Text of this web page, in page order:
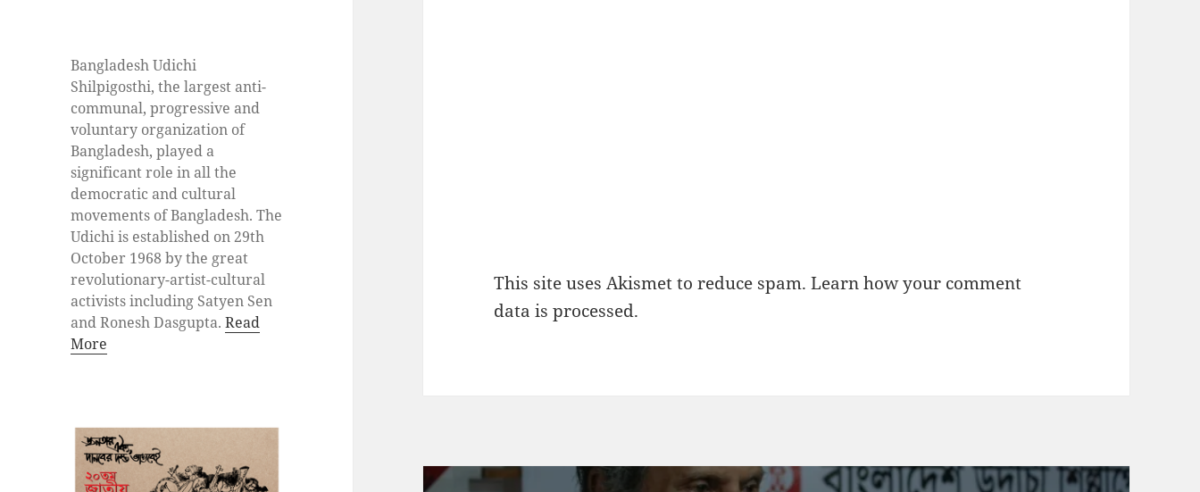
Bangladesh Udichi
Shilpigosthi, the largest anti-
communal, progressive and
voluntary organization of
Bangladesh, played a
significant role in all the
democratic and cultural
movements of Bangladesh. The
Udichi is established on 29th
October 1968 by the great
revolutionary-artist-cultural
activists including Satyen Sen
and Ronesh Dasgupta.Read
More
This site uses Akismet to reduce spam.Learn how your comment
data is processed.
Post